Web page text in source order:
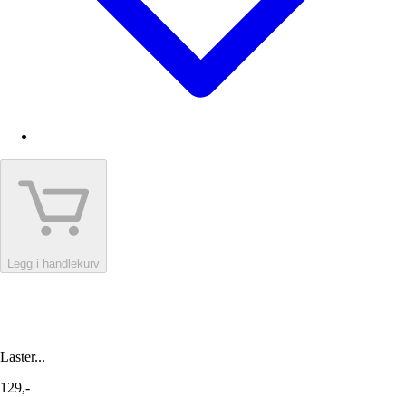
Legg i handlekurv
Laster...
129,-